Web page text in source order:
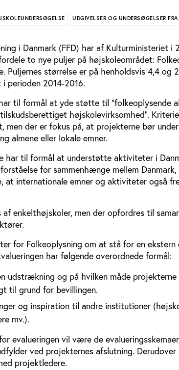
UDGIVELSER OG UNDERSØGELSER
i Danmark (FFD) har af Kulturministeriet i
to nye puljer på højskoleområdet:
Puljernes størrelse er på henholdsvis 4,4 og
perioden 2014-2016.
til formål at yde støtte til ”folkeoplysende
højskolevirksomhed”.
men der er fokus på, at projekterne bør
almene eller lokale emner.
har til formål at understøtte aktiviteter i
for sammenhænge mellem Danmark,
at internationale emner og aktiviteter også
af enkelthøjskoler, men der opfordres til
for Folkeoplysning om at stå for en ekstern
har følgende overordnede formål:
udstrækning og på hvilken måde
til grund for bevillingen.
og inspiration til andre institutioner
mv.).
evalueringen vil være de
ved projekternes afslutning.
projektledere.